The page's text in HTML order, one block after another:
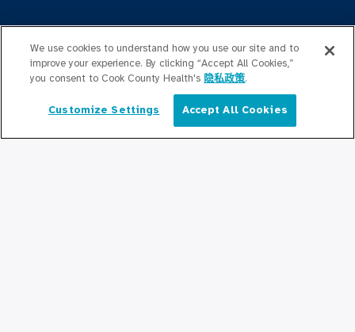
保持更新
编辑部
新闻稿
播客
简体中文
We use cookies to understand how you use our site and to
improve your experience. By clicking “Accept All Cookies,”
you consent to Cook County Health's 隐私政策.
Customize Settings Accept All Cookies